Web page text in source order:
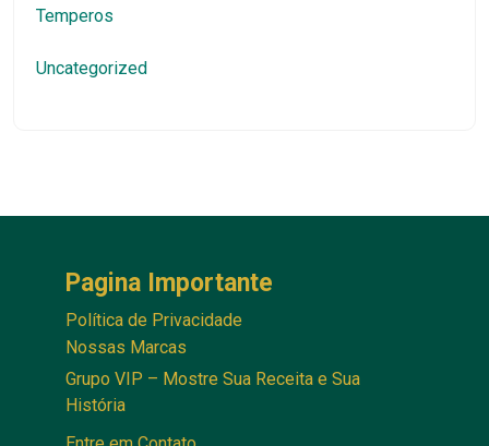
Temperos
Uncategorized
Pagina Importante
Política de Privacidade
Nossas Marcas
Grupo VIP – Mostre Sua Receita e Sua
História